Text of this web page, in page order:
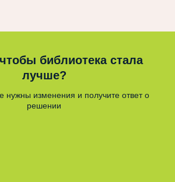
библиотека стала
лучше?
нужны изменения и получите ответ о
решении